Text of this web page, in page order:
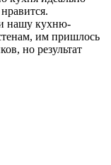
нашу кухню-
им пришлось
но результат